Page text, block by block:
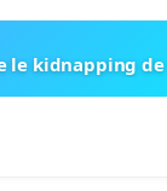
le kidnapping